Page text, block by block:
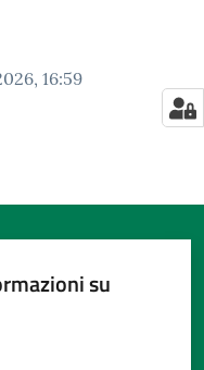
16:59
su